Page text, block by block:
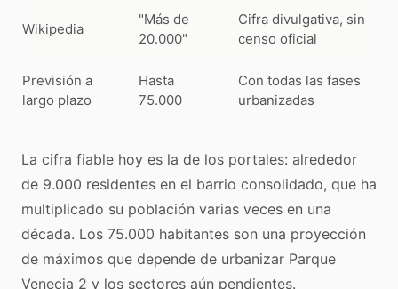
Wikipedia
"Más de
20.000"
Cifra divulgativa, sin
censo oficial
Previsión a
largo plazo
Hasta
75.000
Con todas las fases
urbanizadas
La cifra fiable hoy es la de los portales: alrededor
de 9.000 residentes en el barrio consolidado, que ha
multiplicado su población varias veces en una
década. Los 75.000 habitantes son una proyección
de máximos que depende de urbanizar Parque
Venecia 2 y los sectores aún pendientes.